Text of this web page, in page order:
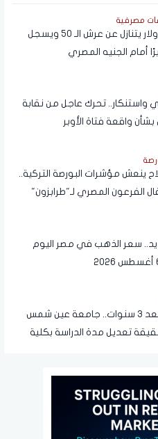
مصرفية
عاجل.. الدولار يتنازل عن عرش الـ 50 ويسجل
أمام الجنيه المصري
واستنكار.. تحرك عاجل من نقابة
بشأن واقعة فتاة الأوبر
ينعش مؤشرات البورصة التركية..
الفرعون المصري لـ"طرابزون"
سعر الذهب في مصر اليوم
هتتخرج بعد 3 سنوات.. جامعة عين شمس
تعديل مدة الدراسة بكلية